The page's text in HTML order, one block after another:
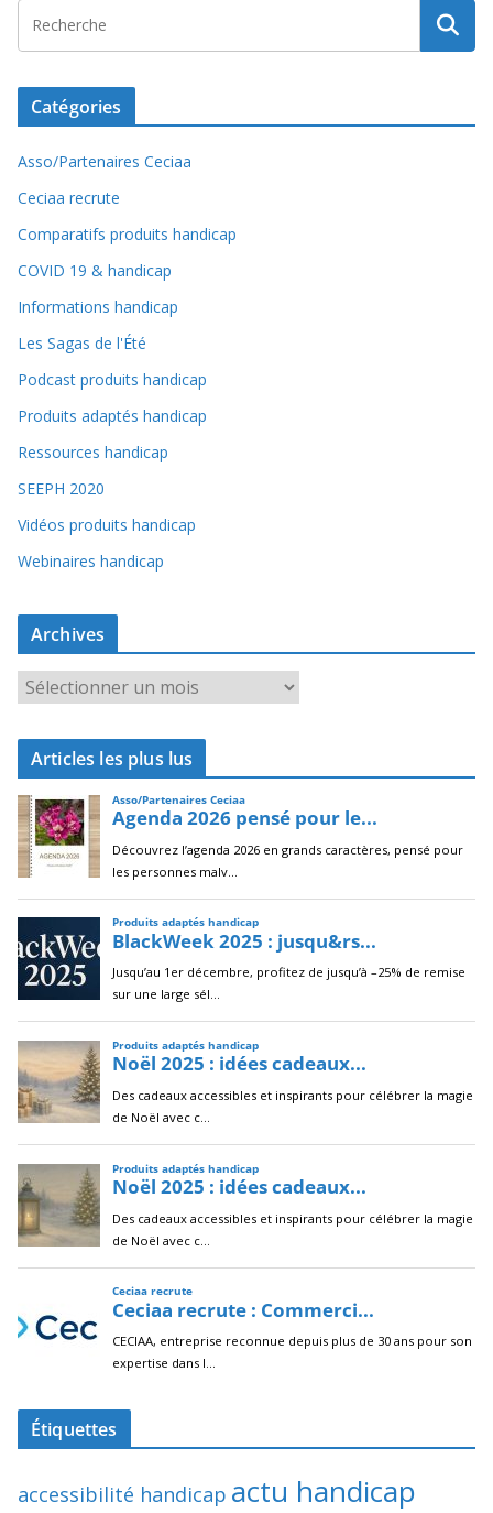
Catégories
Asso/Partenaires Ceciaa
Ceciaa recrute
Comparatifs produits handicap
COVID 19 & handicap
Informations handicap
Les Sagas de l'Été
Podcast produits handicap
Produits adaptés handicap
Ressources handicap
SEEPH 2020
Vidéos produits handicap
Webinaires handicap
Archives
r
c
i
v
e
s
Articles les plus lus
Étiquettes
accessibilité handicap actu handicap